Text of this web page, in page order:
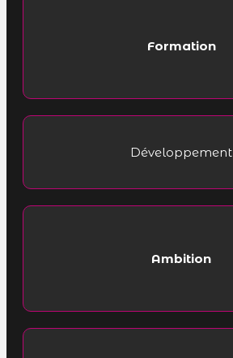
Formation
Développement
Ambition